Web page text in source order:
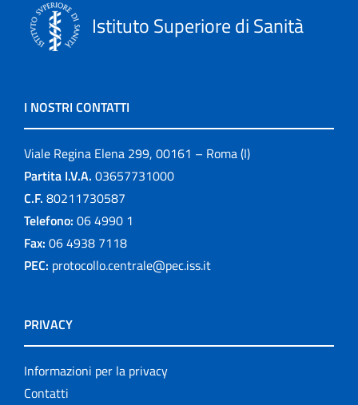
Istituto Superiore di Sanità
I NOSTRI CONTATTI
Viale Regina Elena 299, 00161 – Roma (I)
Partita I.V.A. 03657731000
C.F. 80211730587
Telefono: 06 4990 1
Fax: 06 4938 7118
PEC: protocollo.centrale@pec.iss.it
PRIVACY
Informazioni per la privacy
Contatti